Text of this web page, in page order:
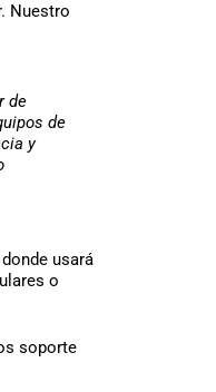
Nuestro
de
de
y
usará
o
soporte